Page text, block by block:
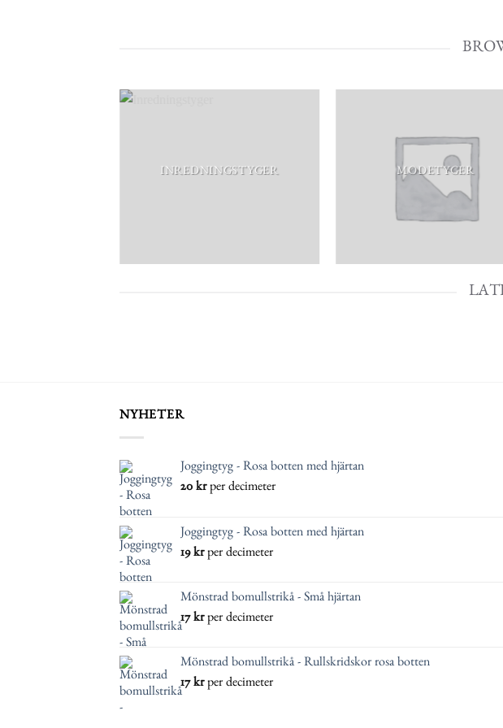
INREDNINGSTYGER MODETYGER
NYHETER
Joggingtyg - Rosa botten med hjärtan
20 kr per decimeter
Joggingtyg - Rosa botten med hjärtan
19kr per decimeter
Mönstrad bomullstrikå - Små hjärtan
17kr per decimeter
Mönstrad bomullstrikå - Rullskridskor rosa botten
17kr per decimeter